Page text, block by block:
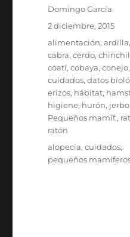
Autor
Domingo García
Publicado
el
2 diciembre, 2015
Categorías
alimentación,ardilla,
cabra,cerdo,
coatí,cobaya,conejo,
cuidados,datos
erizos, hábitat,
higiene, hurón, jerbo
Pequeños mamíf.,
ratón
Etiquetas
alopecia,cuidados,
pequeños